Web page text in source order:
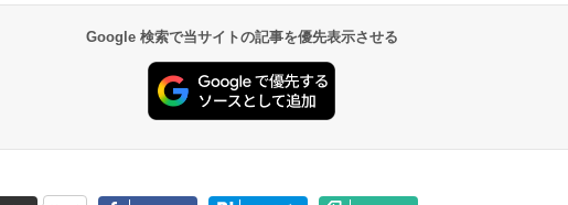
Google 検索で当サイトの記事を優先表示させる